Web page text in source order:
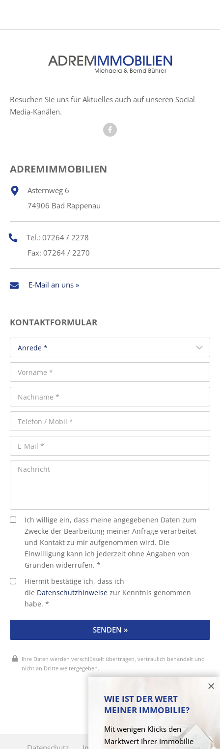
Besuchen Sie uns für Aktuelles auch auf unseren Social
Media-Kanälen.
ADREMIMMOBILIEN
Asternweg 6
74906 Bad Rappenau
Tel.: 07264 / 2278
Fax: 07264 / 2270
E-Mail an uns »
KONTAKTFORMULAR
Ich willige ein, dass meine angegebenen Daten zum
Zwecke der Bearbeitung meiner Anfrage verarbeitet
und Kontakt zu mir aufgenommen wird. Die
Einwilligung kann ich jederzeit ohne Angaben von
Gründen widerrufen. *
Hiermit bestätige ich, dass ich
die Datenschutzhinweise zur Kenntnis genommen
habe. *
SENDEN »
Ihre Daten werden verschlüsselt übertragen, vertraulich behandelt und
nicht an Dritte weitergegeben.
WIE IST DER WERT
MEINER IMMOBILIE?
Mit wenigen Klicks den
Marktwert Ihrer Immobilie